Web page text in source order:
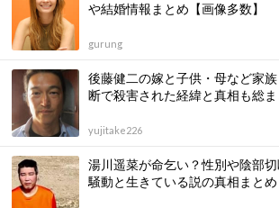
や結婚情報まとめ【画像多数】
gurung
後藤健二の嫁と子供・母など家
断で殺害された経緯と真相も総
yujitake226
湯川遥菜が命乞い？性別や陰部
騒動と生きている説の真相まとめ